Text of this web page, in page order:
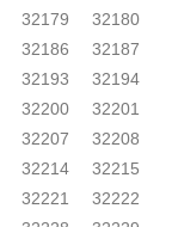
32179
32180
32186
32187
32193
32194
32200
32201
32207
32208
32214
32215
32221
32222